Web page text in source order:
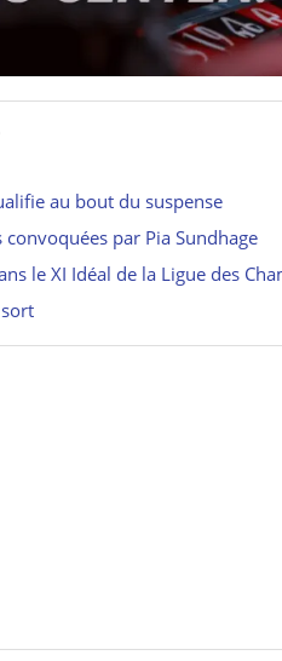
au bout du suspense
par Pia Sundhage
le XI Idéal de la Ligue des